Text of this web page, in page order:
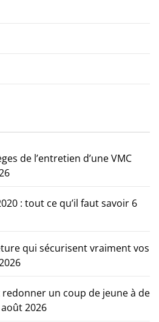
de l’entretien d’une VMC
: tout ce qu’il faut savoir 6
qui sécurisent vraiment vos
un coup de jeune à de
2026